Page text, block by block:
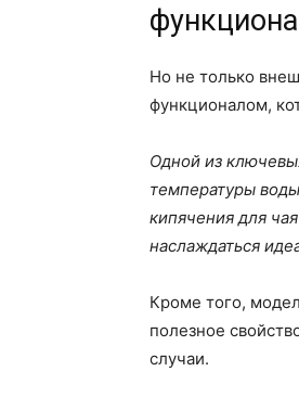
Но не только
функционалом,
Одной из
температуры
кипячения для
наслаждаться
Кроме того,
полезное
случаи.